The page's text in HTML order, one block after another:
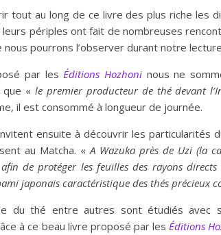
tout au long de ce livre des plus riche les
périples ont fait de nombreuses
nous pourrons l’observer durant notre
par lesÉditions Hozhoni nous ne
« le premier producteur de thé devant
il est consommé à longueur de journée.
ensuite à découvrir les particularités
au Matcha. «A Wazuka près de Uzi (la
de protéger les feuilles des rayons directs
japonais caractéristique des thés précieux
du thé entre autres sont étudiés avec
à ce beau livre proposé par lesÉditions